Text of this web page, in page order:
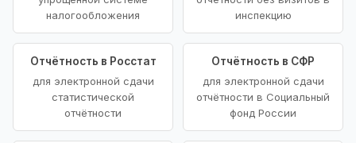
налогообложения
инспекцию
Отчётность в Росстат
для электронной сдачи
статистической
отчётности
Отчётность в СФР
для электронной сдачи
отчётности в Социальный
фонд России